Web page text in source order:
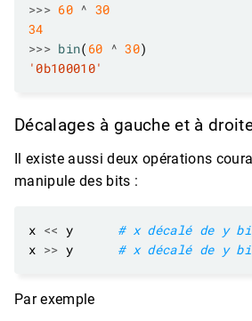
>>> 60 ^ 30
34
>>> bin( 60 ^ 30
'0b100010'
Décalages à gauche et à
Il existe aussi deux opérations
manipule des bits :
x << y # x décalé de y
x >> y # x décalé de y
Par exemple